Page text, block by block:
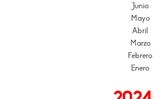
Junio
Mayo
Abril
Marzo
Febrero
Enero